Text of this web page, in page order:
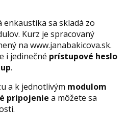
sa skladá zo
Kurz je spracovaný
na www.janabakicova.sk.
i jedinečné prístupové heslo
.
a k jednotlivým modulom
pripojenie a môžete sa